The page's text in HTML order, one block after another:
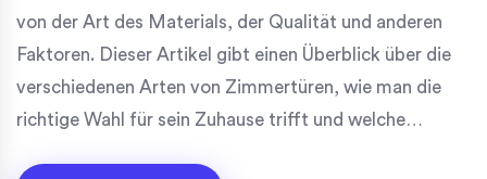
von der Art des Materials, der Qualität und anderen
Faktoren. Dieser Artikel gibt einen Überblick über die
verschiedenen Arten von Zimmertüren, wie man die
richtige Wahl für sein Zuhause trifft und welche